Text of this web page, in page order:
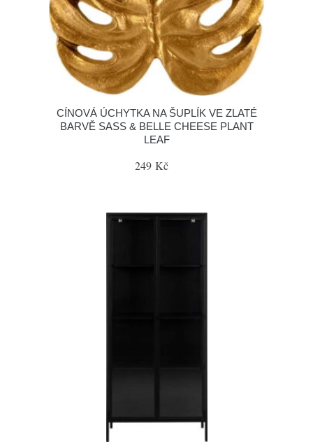
CÍNOVÁ ÚCHYTKA NA ŠUPLÍK VE ZLATÉ
BARVĚ SASS & BELLE CHEESE PLANT
LEAF
249 Kč